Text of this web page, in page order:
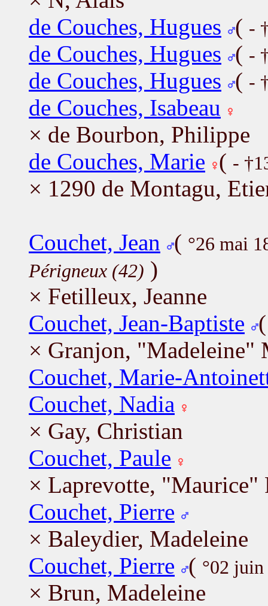
de Couches, Hugues ( -
de Couches, Hugues ( -
de Couches, Hugues ( -
de Couches, Isabeau
× de Bourbon, Philippe
de Couches, Marie ( -
× 1290 de Montagu,
Couchet, Jean ( °26 mai
Périgneux (42) )
× Fetilleux, Jeanne
Couchet, Jean-Baptiste
× Granjon, "Madeleine"
Couchet, Marie-
Couchet, Nadia
× Gay, Christian
Couchet, Paule
× Laprevotte, "Maurice"
Couchet, Pierre
× Baleydier, Madeleine
Couchet, Pierre ( °02
× Brun, Madeleine